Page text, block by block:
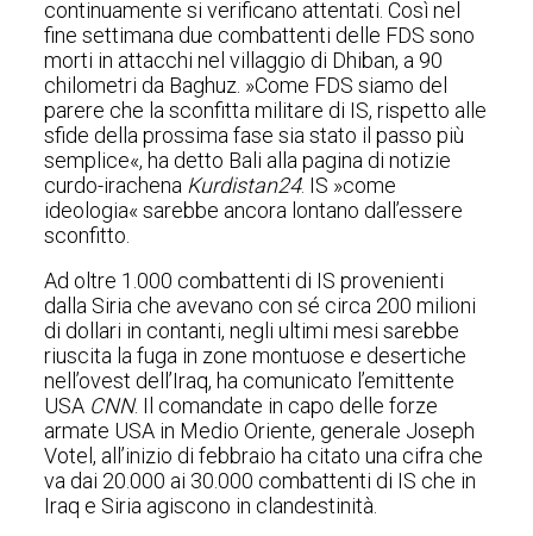
continuamente si verificano attentati. Così nel
fine settimana due combattenti delle FDS sono
morti in attacchi nel villaggio di Dhiban, a 90
chilometri da Baghuz. »Come FDS siamo del
parere che la sconfitta militare di IS, rispetto alle
sfide della prossima fase sia stato il passo più
semplice«, ha detto Bali alla pagina di notizie
curdo-irachena Kurdistan24. IS »come
ideologia« sarebbe ancora lontano dall’essere
sconfitto.
Ad oltre 1.000 combattenti di IS provenienti
dalla Siria che avevano con sé circa 200 milioni
di dollari in contanti, negli ultimi mesi sarebbe
riuscita la fuga in zone montuose e desertiche
nell’ovest dell’Iraq, ha comunicato l’emittente
USA CNN. Il comandate in capo delle forze
armate USA in Medio Oriente, generale Joseph
Votel, all’inizio di febbraio ha citato una cifra che
va dai 20.000 ai 30.000 combattenti di IS che in
Iraq e Siria agiscono in clandestinità.